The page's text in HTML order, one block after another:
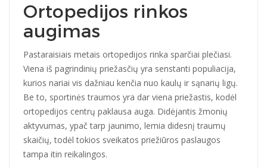
Ortopedijos rinkos
augimas
Pastaraisiais metais ortopedijos rinka sparčiai plečiasi.
Viena iš pagrindinių priežasčių yra senstanti populiacija,
kurios nariai vis dažniau kenčia nuo kaulų ir sąnarių ligų.
Be to, sportinės traumos yra dar viena priežastis, kodėl
ortopedijos centrų paklausa auga. Didėjantis žmonių
aktyvumas, ypač tarp jaunimo, lemia didesnį traumų
skaičių, todėl tokios sveikatos priežiūros paslaugos
tampa itin reikalingos.